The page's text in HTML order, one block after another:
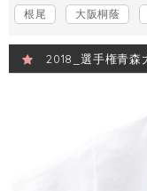
根尾
大阪桐蔭
2018_選手権青森